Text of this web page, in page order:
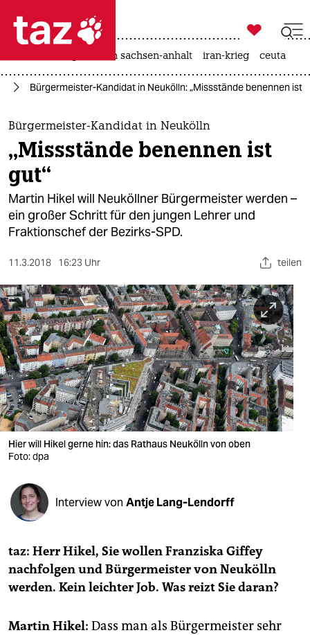
 taz zahl ich
taz zahl ich
themen
politik
öko
gesellschaft
sport
berlin
nord
wahrheit
verlag
verlag
veranstaltungen
shop
fragen & hilfe
unterstützen
abo
epaper login

taz zahl ich
landtagswahl in sachsen-anhalt iran-krieg ceuta
Bürgermeister-Kandidat in Neukölln: „Missstände benennen ist
Bürgermeister-Kandidat in Neukölln
„Missstände benennen ist
gut“
Martin Hikel will Neuköllner Bürgermeister werden –
ein großer Schritt für den jungen Lehrer und
Fraktionschef der Bezirks-SPD.
11.3.2018 16:23 Uhr teilen
Hier will Hikel gerne hin: das Rathaus Neukölln von oben
Foto: dpa
Interview von Antje Lang-Lendorff
taz: Herr Hikel, Sie wollen Franziska Giffey
nachfolgen und Bürgermeister von Neukölln
werden. Kein leichter Job. Was reizt Sie daran?
Martin Hikel: Dass man als Bürgermeister sehr